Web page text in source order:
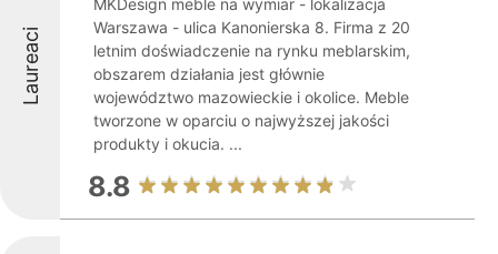
Laureaci
MKDesign meble na wymiar - lokalizacja
Warszawa - ulica Kanonierska 8. Firma z 20
letnim doświadczenie na rynku meblarskim,
obszarem działania jest głównie
województwo mazowieckie i okolice. Meble
tworzone w oparciu o najwyższej jakości
produkty i okucia. ...
8.8